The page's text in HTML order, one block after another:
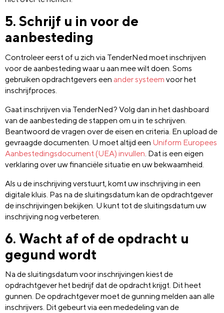
5. Schrijf u in voor de
aanbesteding
Controleer eerst of u zich via TenderNed moet inschrijven
voor de aanbesteding waar u aan mee wilt doen. Soms
gebruiken opdrachtgevers een ander systeem voor het
inschrijfproces.
Gaat inschrijven via TenderNed? Volg dan in het dashboard
van de aanbesteding de stappen om u in te schrijven.
Beantwoord de vragen over de eisen en criteria. En upload de
gevraagde documenten. U moet altijd een Uniform Europees
Aanbestedingsdocument (UEA) invullen. Dat is een eigen
verklaring over uw financiële situatie en uw bekwaamheid.
Als u de inschrijving verstuurt, komt uw inschrijving in een
digitale kluis. Pas na de sluitingsdatum kan de opdrachtgever
de inschrijvingen bekijken. U kunt tot de sluitingsdatum uw
inschrijving nog verbeteren.
6. Wacht af of de opdracht u
gegund wordt
Na de sluitingsdatum voor inschrijvingen kiest de
opdrachtgever het bedrijf dat de opdracht krijgt. Dit heet
gunnen. De opdrachtgever moet de gunning melden aan alle
inschrijvers. Dit gebeurt via een mededeling van de